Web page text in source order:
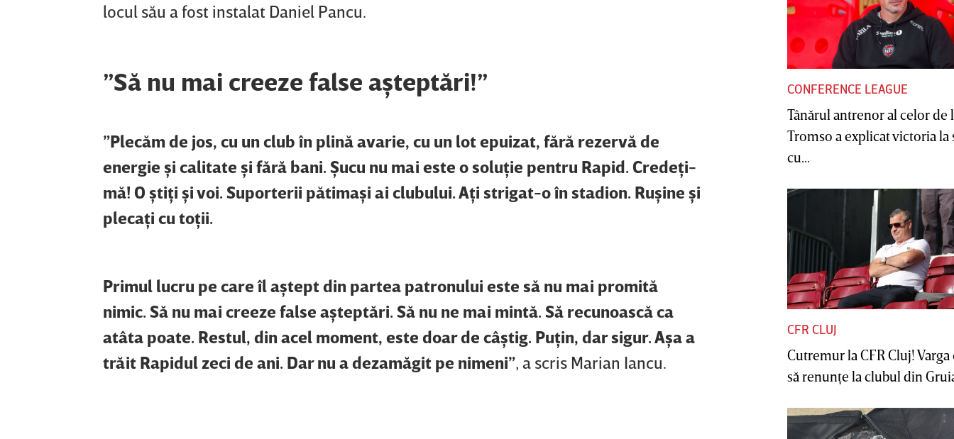
locul său a fost instalat Daniel Pancu.
”Să nu mai creeze false aşteptări!”
”Plecăm de jos, cu un club în plină avarie, cu un lot epuizat, fără rezervă de
energie şi calitate şi fără bani. Şucu nu mai este o soluţie pentru Rapid. Credeţi-
mă! O ştiţi şi voi. Suporterii pătimaşi ai clubului. Aţi strigat-o în stadion. Ruşine şi
plecaţi cu toţii.
Primul lucru pe care îl aştept din partea patronului este să nu mai promită
nimic. Să nu mai creeze false aşteptări. Să nu ne mai mintă. Să recunoască ca
atâta poate. Restul, din acel moment, este doar de câştig. Puţin, dar sigur. Aşa a
trăit Rapidul zeci de ani. Dar nu a dezamăgit pe nimeni”, a scris Marian Iancu.
CONFERENCE LEAGUE
Tânărul antrenor al celor de
Tromso a explicat victoria la
cu...
CFR CLUJ
Cutremur la CFR Cluj! Varga
să renunţe la clubul din